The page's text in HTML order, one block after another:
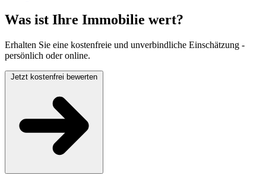
Was ist Ihre Immobilie wert?
Erhalten Sie eine kostenfreie und unverbindliche Einschätzung -
persönlich oder online.